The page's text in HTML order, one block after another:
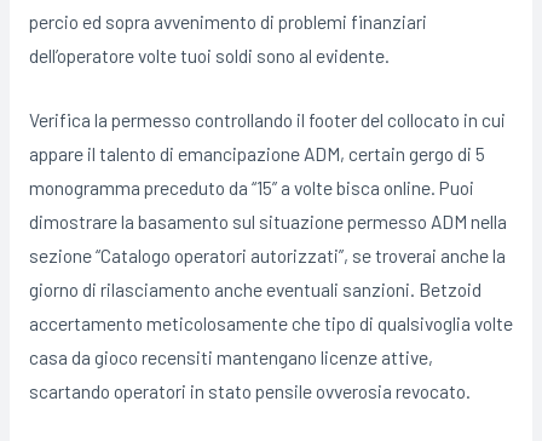
percio ed sopra avvenimento di problemi finanziari
dell’operatore volte tuoi soldi sono al evidente.
Verifica la permesso controllando il footer del collocato in cui
appare il talento di emancipazione ADM, certain gergo di 5
monogramma preceduto da “15” a volte bisca online. Puoi
dimostrare la basamento sul situazione permesso ADM nella
sezione “Catalogo operatori autorizzati”, se troverai anche la
giorno di rilasciamento anche eventuali sanzioni. Betzoid
accertamento meticolosamente che tipo di qualsivoglia volte
casa da gioco recensiti mantengano licenze attive,
scartando operatori in stato pensile ovverosia revocato.